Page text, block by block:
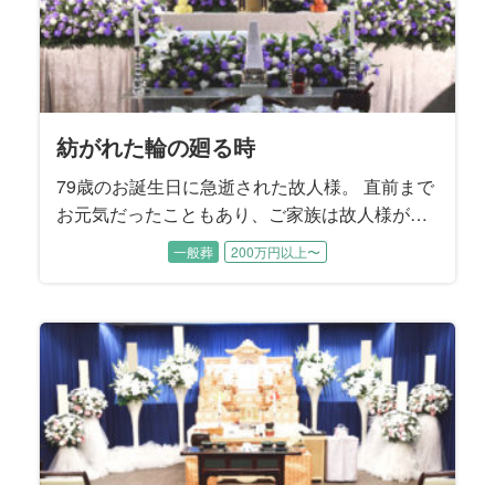
紡がれた輪の廻る時
79歳のお誕生日に急逝された故人様。 直前まで
お元気だったこともあり、ご家族は故人様が旅
立たれたことをまだ実感できないご様子でし
た。 性格が明るくて世話焼き、頼まれると嫌と
も信頼されていました。 ご家族に向ける愛情も
同じで、奥様やお子様方を様々な場面で支えて
こられたそうです。 そんな故人様への大きな感
謝を込めて、ご家族はしっかり送ってあげたい
とおっしゃいました。
一般葬 200万円以上〜